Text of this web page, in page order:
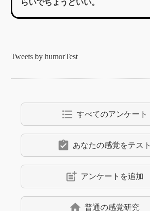
らいでちょうどいい。
Tweets by humorTest
format_list_bulleted すべてのアンケート
assignment_turned_in あなたの感覚をテスト
post_add アンケートを追加
home 普通の感覚研究